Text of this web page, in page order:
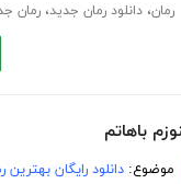
رمان،دانلود رمان جدید،رمان
باهاتم
موضوع:دانلود رایگان بهترین